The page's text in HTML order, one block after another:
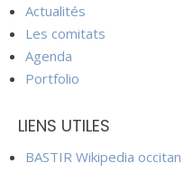
Actualités
Les comitats
Agenda
Portfolio
LIENS UTILES
BASTIR Wikipedia occitan